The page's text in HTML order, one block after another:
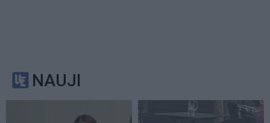
NAUJI